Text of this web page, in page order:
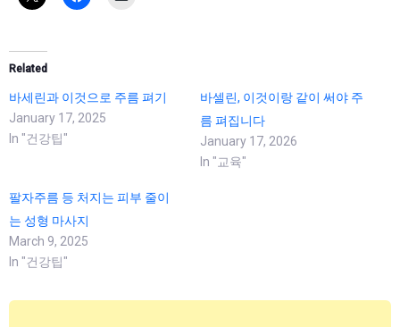
Related
바세린과 이것으로 주름 펴기
January 17, 2025
In "건강팁"
바셀린, 이것이랑 같이 써야 주
름 펴집니다
January 17, 2026
In "교육"
팔자주름 등 처지는 피부 줄이
는 성형 마사지
March 9, 2025
In "건강팁"